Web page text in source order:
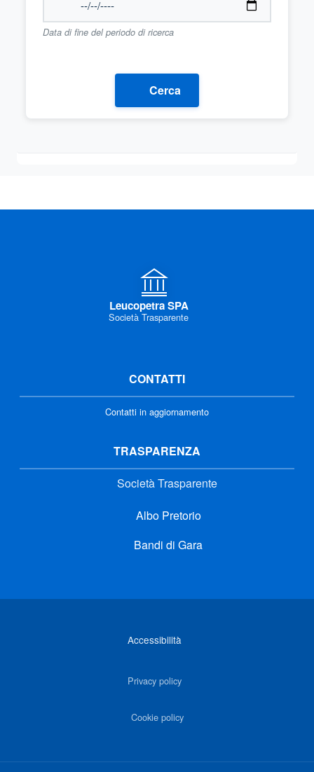
Data di fine del periodo di ricerca
Cerca
Leucopetra SPA
Società Trasparente
CONTATTI
Contatti in aggiornamento
TRASPARENZA
Società Trasparente
Albo Pretorio
Bandi di Gara
Accessibilità
Privacy policy
Cookie policy